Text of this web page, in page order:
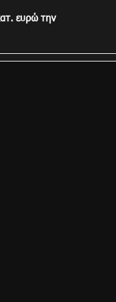
ευρώ την